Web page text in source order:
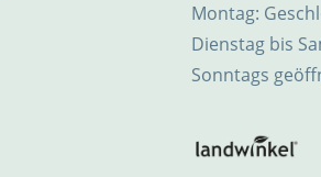
Montag:
Dienstag bis
Sonntags